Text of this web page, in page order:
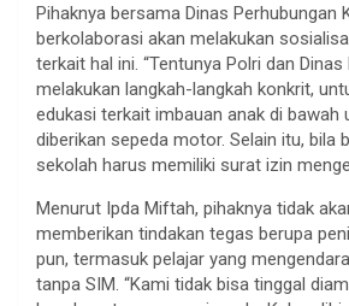
Pihaknya bersama Dinas Perhubungan
berkolaborasi akan melakukan
terkait hal ini. “Tentunya Polri dan
melakukan langkah-langkah konkrit,
edukasi terkait imbauan anak di bawah
diberikan sepeda motor. Selain itu, bila
sekolah harus memiliki surat izin
Menurut Ipda Miftah, pihaknya tidak
memberikan tindakan tegas berupa
pun, termasuk pelajar yang
tanpa SIM. “Kami tidak bisa tinggal